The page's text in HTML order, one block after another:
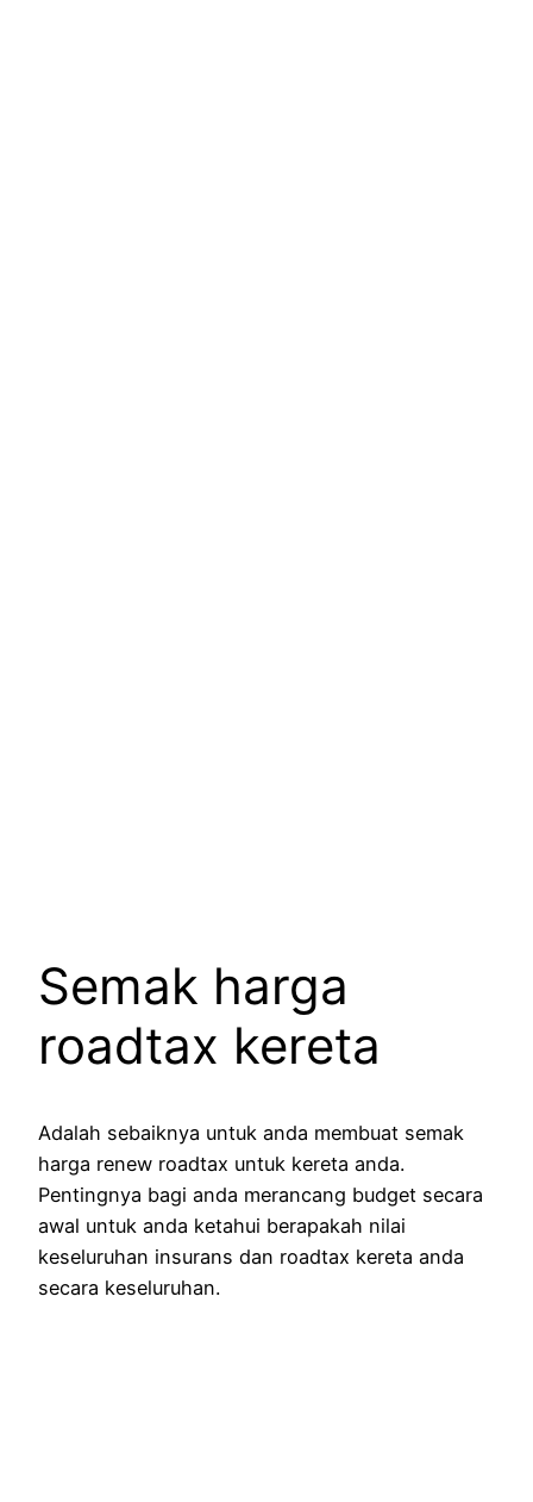
Semak harga
roadtax kereta
Adalah sebaiknya untuk anda membuat semak
harga renew roadtax untuk kereta anda.
Pentingnya bagi anda merancang budget secara
awal untuk anda ketahui berapakah nilai
keseluruhan insurans dan roadtax kereta anda
secara keseluruhan.